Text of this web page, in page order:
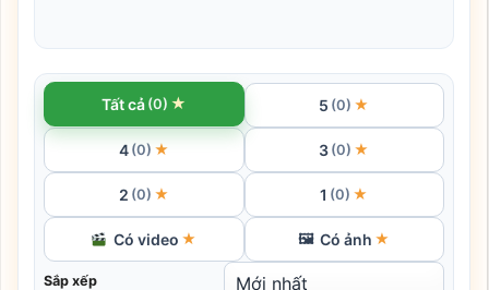
Tất cả (0) ★ 5 (0) ★
4 (0) ★ 3 (0) ★
2 (0) ★ 1 (0) ★
Có video ★ 🖼 Có ảnh ★
Sắp xếp